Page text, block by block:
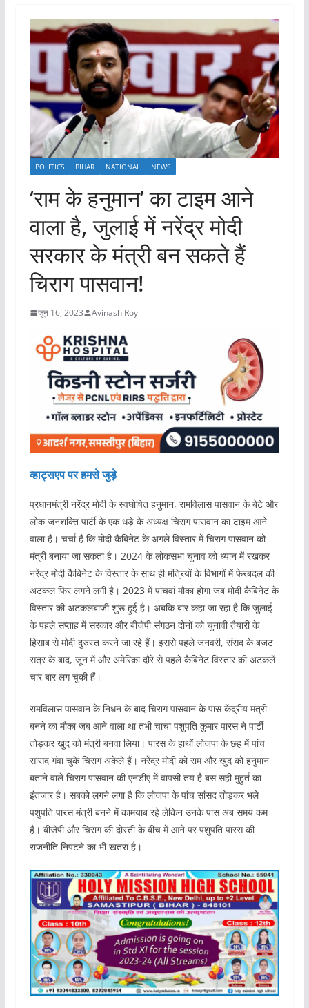
POLITICS BIHAR NATIONAL NEWS
‘राम के हनुमान’ का टाइम आने
वाला है, जुलाई में नरेंद्र मोदी
सरकार के मंत्री बन सकते हैं
चिराग पासवान!
जून 16, 2023 Avinash Roy
व्हाट्सएप पर हमसे जुड़े
प्रधानमंत्री नरेंद्र मोदी के स्वघोषित हनुमान, रामविलास पासवान के बेटे और
लोक जनशक्ति पार्टी के एक धड़े के अध्यक्ष चिराग पासवान का टाइम आने
वाला है। चर्चा है कि मोदी कैबिनेट के अगले विस्तार में चिराग पासवान को
मंत्री बनाया जा सकता है। 2024 के लोकसभा चुनाव को ध्यान में रखकर
नरेंद्र मोदी कैबिनेट के विस्तार के साथ ही मंत्रियों के विभागों में फेरबदल की
अटकल फिर लगने लगी है। 2023 में पांचवां मौका होगा जब मोदी कैबिनेट के
विस्तार की अटकलबाजी शुरू हुई है। अबकि बार कहा जा रहा है कि जुलाई
के पहले सप्ताह में सरकार और बीजेपी संगठन दोनों को चुनावी तैयारी के
हिसाब से मोदी दुरुस्त करने जा रहे हैं। इससे पहले जनवरी, संसद के बजट
सत्र के बाद, जून में और अमेरिका दौरे से पहले कैबिनेट विस्तार की अटकलें
चार बार लग चुकी हैं।
रामविलास पासवान के निधन के बाद चिराग पासवान के पास केंद्रीय मंत्री
बनने का मौका जब आने वाला था तभी चाचा पशुपति कुमार पारस ने पार्टी
तोड़कर खुद को मंत्री बनवा लिया। पारस के हाथों लोजपा के छह में पांच
सांसद गंवा चुके चिराग अकेले हैं। नरेंद्र मोदी को राम और खुद को हनुमान
बताने वाले चिराग पासवान की एनडीए में वापसी तय है बस सही मुहुर्त का
इंतजार है। सबको लगने लगा है कि लोजपा के पांच सांसद तोड़कर भले
पशुपति पारस मंत्री बनने में कामयाब रहे लेकिन उनके पास अब समय कम
है। बीजेपी और चिराग की दोस्ती के बीच में आने पर पशुपति पारस की
राजनीति निपटने का भी खतरा है।